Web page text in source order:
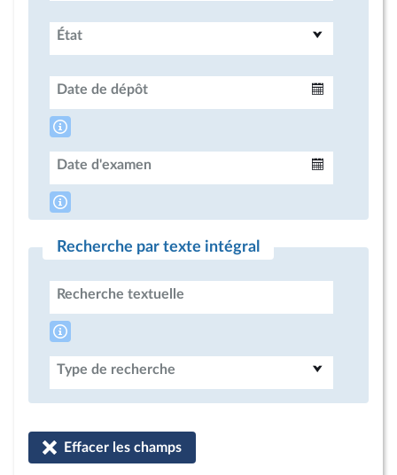
État
Date de dépôt
Date d'examen
Recherche par texte intégral
Recherche textuelle
Type de recherche
Effacer les champs